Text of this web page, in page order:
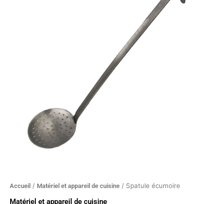
Accueil / Matériel et appareil de cuisine / Spatule écumoire
Matériel et appareil de cuisine